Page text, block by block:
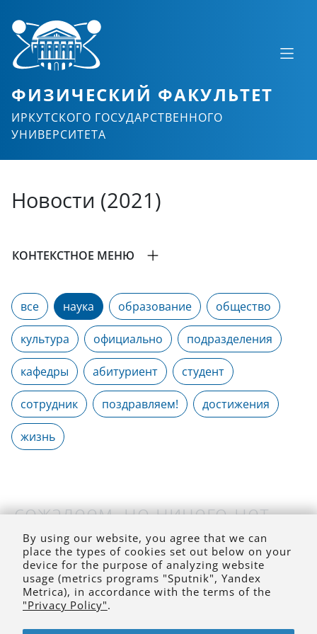
ФИЗИЧЕСКИЙ ФАКУЛЬТЕТ
ИРКУТСКОГО ГОСУДАРСТВЕННОГО
УНИВЕРСИТЕТА
Новости (2021)
КОНТЕКСТНОЕ МЕНЮ
все наука образование общество
культура официально подразделения
кафедры абитуриент студент
сотрудник поздравляем! достижения
жизнь
сожалеем, но ничего нет
(на выбранное время)
By using our website, you agree that we can
place the types of cookies set out below on your
device for the purpose of analyzing website
usage (metrics programs "Sputnik", Yandex
Metrica), in accordance with the terms of the
"Privacy Policy".